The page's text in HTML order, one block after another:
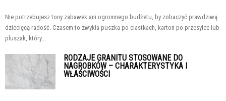
Nie potrzebujesz tony zabawek ani ogromnego budżetu, by zobaczyć prawdziwą
dziecięcą radość. Czasem to zwykła puszka po ciastkach, karton po przesyłce lub
pluszak, który...
RODZAJE GRANITU STOSOWANE DO
NAGROBKÓW – CHARAKTERYSTYKA I
WŁAŚCIWOŚCI